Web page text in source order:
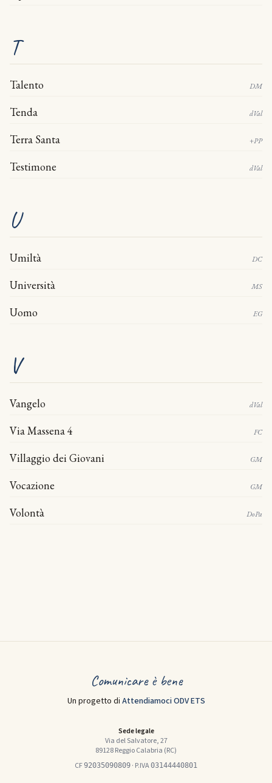
T
Talento DM
Tenda dVal
Terra Santa +PP
Testimone dVal
U
Umiltà DC
Università MS
Uomo EG
V
Vangelo dVal
Via Massena 4 FC
Villaggio dei Giovani GM
Vocazione GM
Volontà DoPa
Comunicare è bene
Un progetto di Attendiamoci ODV ETS
Sede legale
Via del Salvatore, 27
89128 Reggio Calabria (RC)
CF92035090809 · P.IVA03144440801